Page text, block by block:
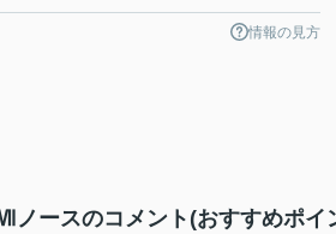
情報の見方
ノースのコメント(おすすめポイ